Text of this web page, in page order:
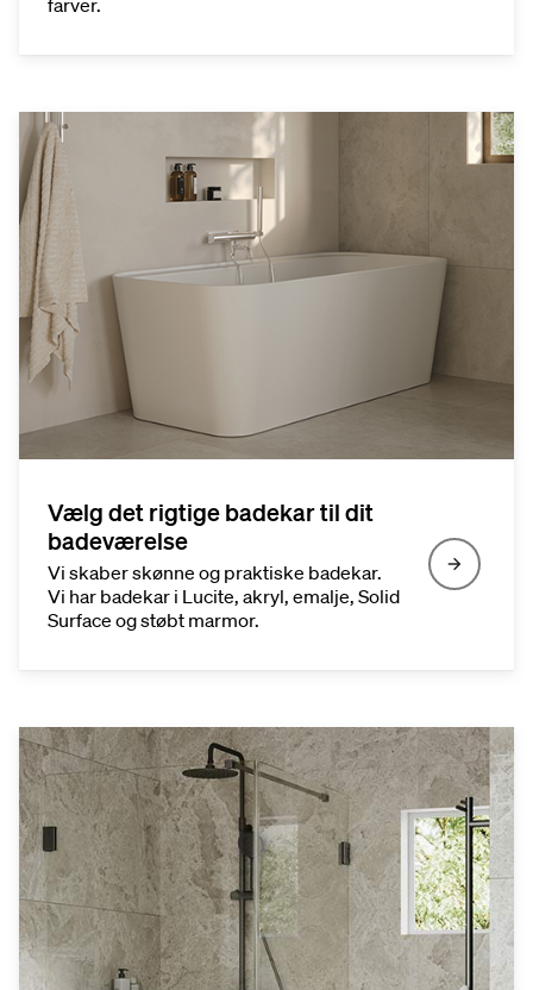
farver.
Vælg det rigtige badekar til dit
badeværelse
Vi skaber skønne og praktiske badekar.
Vi har badekar i Lucite, akryl, emalje, Solid
Surface og støbt marmor.